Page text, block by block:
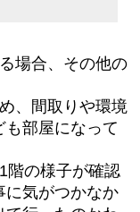
場合、その他の
、間取りや環境
部屋になって
階の様子が確認
に気がつかなか